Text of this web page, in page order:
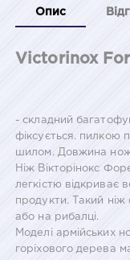
Опис
Victorinox
- складний
фіксується. пилкою
шилом. Довжина
Ніж Вікторінокс
легкістю відкриває
продукти. Такий ніж
або на рибалці.
Моделі армійських
горіхового дерева